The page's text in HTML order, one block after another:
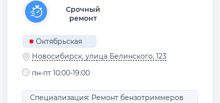
Срочный
ремонт
Октябрьская
Новосибирск, улица Белинского, 123
пн-пт 10:00-19:00
Специализация: Ремонт бензотриммеров